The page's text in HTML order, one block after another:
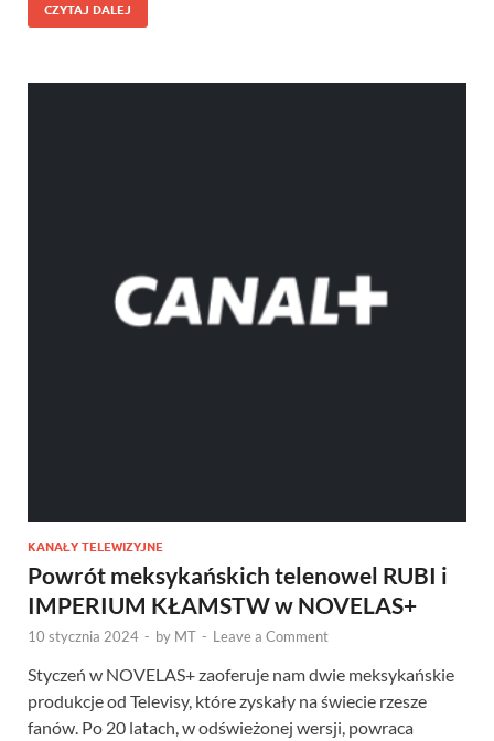
CZYTAJ DALEJ
KANAŁY TELEWIZYJNE
Powrót meksykańskich telenowel RUBI i
IMPERIUM KŁAMSTW w NOVELAS+
10 stycznia 2024 - by MT - Leave a Comment
Styczeń w NOVELAS+ zaoferuje nam dwie meksykańskie
produkcje od Televisy, które zyskały na świecie rzesze
fanów. Po 20 latach, w odświeżonej wersji, powraca